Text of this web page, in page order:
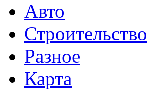
Авто
Строительство
Разное
Карта